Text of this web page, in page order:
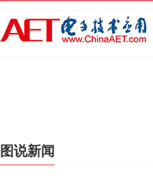
图说新闻